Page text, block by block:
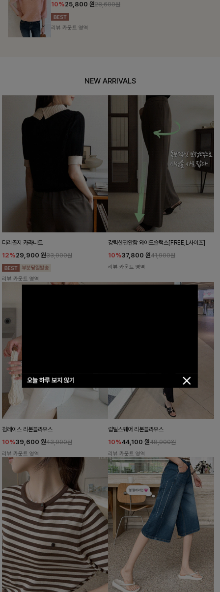
오늘 하루 보지 않기
12%29,900원33,900원
리뷰 카운트 영역
NEW ARRIVALS
더리골지 카라니트
12%29,900 원33,900원
리뷰 카운트 영역
강력한편안함 와이드슬랙스[FREE,L사이즈]
10%37,800 원41,900원
리뷰 카운트 영역
펌레이스 리본블라우스
10%39,600 원43,900원
리뷰 카운트 영역
럽틸스퀘어 리본블라우스
10%44,100 원48,900원
리뷰 카운트 영역